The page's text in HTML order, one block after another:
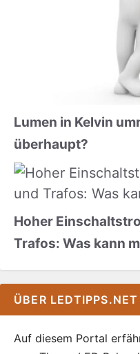
Lumen in Kelvin
überhaupt?
Hoher
Trafos: Was kann
ÜBER LEDTIPPS.NET
Auf diesem Portal